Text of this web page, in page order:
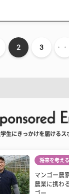
2 3 ・・
生にきっかけを届けるス
将来を考える
マンゴー農
農業に携わ